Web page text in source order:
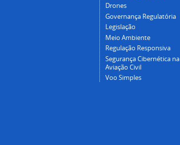
Drones
Governança Regulatória
Legislação
Meio Ambiente
Regulação Responsiva
Segurança Cibernética na
Aviação Civil
Voo Simples